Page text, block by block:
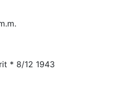
* 8/12 1943